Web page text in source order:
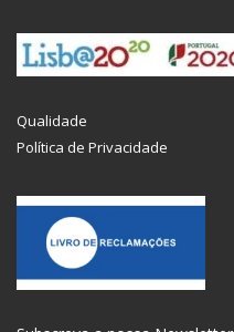
Qualidade
Política de Privacidade